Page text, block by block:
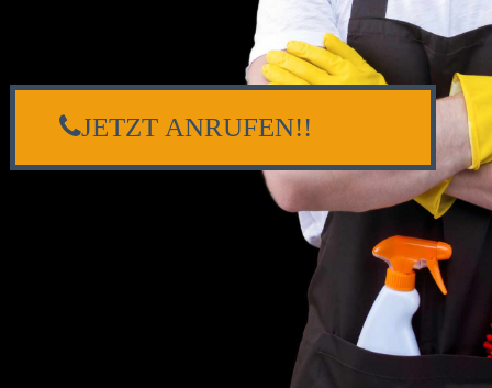
JETZT ANRUFEN!!